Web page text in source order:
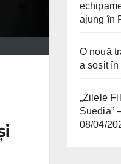
ajung în
O nouă
a sosit
„Zilele
Suedia”
08/04/